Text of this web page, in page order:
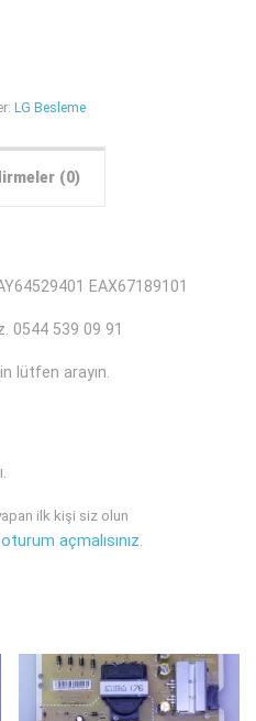
LG Besleme
(0)
EAX67189101
0544 539 09 91
lütfen arayın.
ilk kişi siz olun
oturum açmalısınız